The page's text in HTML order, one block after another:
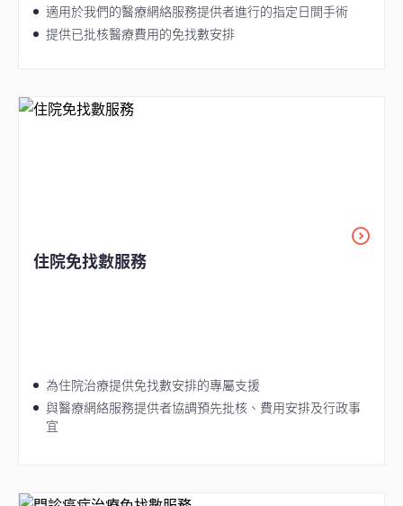
適用於我們的醫療網絡服務提供者進行的指定日間手術
提供已批核醫療費用的免找數安排
住院免找數服務
為住院治療提供免找數安排的專屬支援
與醫療網絡服務提供者協調預先批核、費用安排及行政事
宜